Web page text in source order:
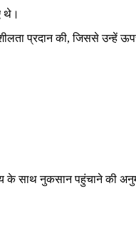
थे।
प्रदान की, जिससे
के साथ नुकसान पहुंचाने की